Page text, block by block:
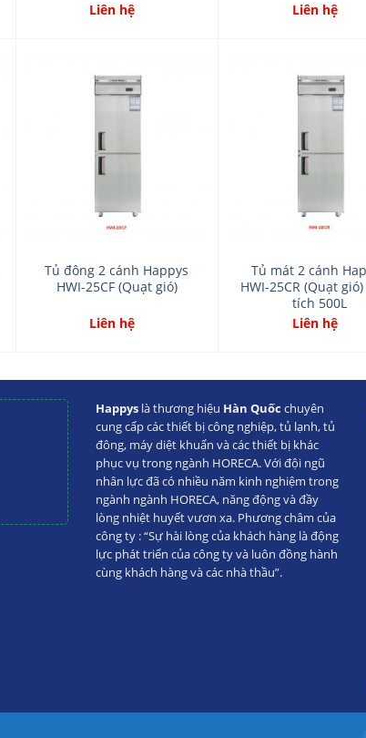
Liên hệ Liên hệ
Tủ đông 2 cánh Happys
HWI-25CF (Quạt gió)
Liên hệ
Tủ mát 2 cánh
HWI-25CR (Quạt
tích 500L
Liên hệ
Happys là thương hiệu Hàn Quốc chuyên
cung cấp các thiết bị công nghiệp, tủ lạnh, tủ
đông, máy diệt khuẩn và các thiết bị khác
phục vụ trong ngành HORECA. Với đội ngũ
nhân lực đã có nhiều năm kinh nghiệm trong
ngành ngành HORECA, năng động và đầy
lòng nhiệt huyết vươn xa. Phương châm của
công ty : “Sự hài lòng của khách hàng là động
lực phát triển của công ty và luôn đồng hành
cùng khách hàng và các nhà thầu”.